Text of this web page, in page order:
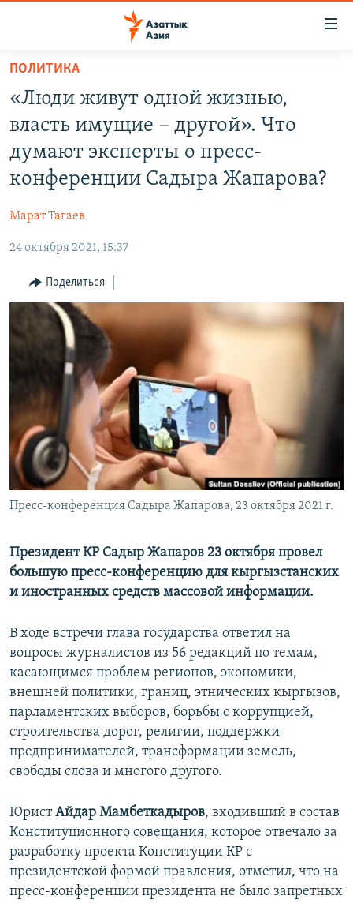
Вернуться
основному
содержанию
главной
Вернутся
УЗБЕКИСТАН
НОВОСТИ
ВОЙНА В УКРАИНЕ
НА ДРУГИХ ЯЗЫКАХ
КЫРГЫЗЧА
ЎЗБЕКЧА
ТОҶИКӢ
TÜRKMENÇE
ПОДПИШИТЕСЬ НА НАС В СОЦСЕТЯХ
Все сайты РСЕ/РС
ПОЛИТИКА
«Люди живут одной жизнью,
власть имущие − другой». Что
думают эксперты о пресс-
конференции Садыра Жапарова?
Марат Тагаев
24 октября 2021, 15:37
Поделиться
Пресс-конференция Садыра Жапарова, 23 октября 2021 г.
Президент КР Садыр Жапаров 23 октября провел
большую пресс-конференцию для кыргызстанских
и иностранных средств массовой информации.
В ходе встречи глава государства ответил на
вопросы журналистов из 56 редакций по темам,
касающимся проблем регионов, экономики,
внешней политики, границ, этнических кыргызов,
парламентских выборов, борьбы с коррупцией,
строительства дорог, религии, поддержки
предпринимателей, трансформации земель,
свободы слова и многого другого.
ЮристАйдар Мамбеткадыров, входивший в состав
Конституционного совещания, которое отвечало за
разработку проекта Конституции КР с
президентской формой правления, отметил, что на
пресс-конференции президента не было запретных